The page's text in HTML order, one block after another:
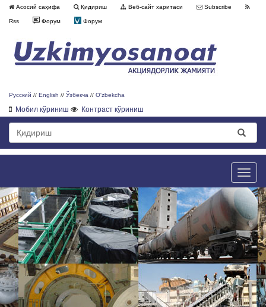
Асосий саҳифа Қидириш Веб-сайт харитаси Subscribe
Rss Форум Форум
Русский // English // Ўзбекча // O'zbekcha
Мобил кўриниш Контраст кўриниш
Toggle